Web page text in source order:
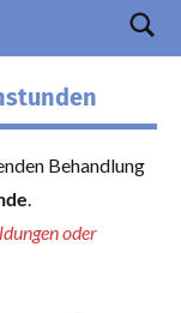
Behandlung
.
oder